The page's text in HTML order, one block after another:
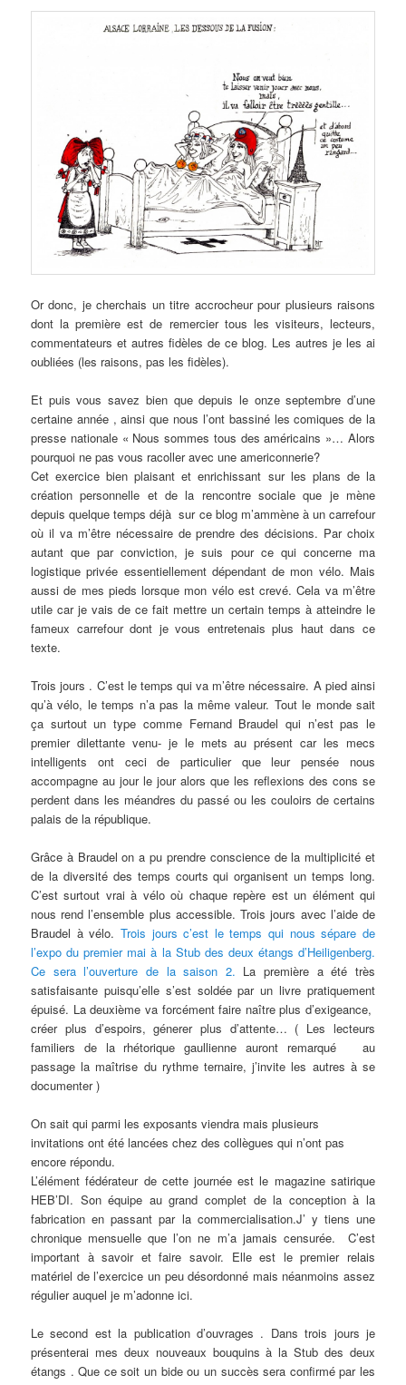
Or donc, je cherchais un titre accrocheur pour plusieurs raisons
dont la première est de remercier tous les visiteurs, lecteurs,
commentateurs et autres fidèles de ce blog. Les autres je les ai
oubliées (les raisons, pas les fidèles).
Et puis vous savez bien que depuis le onze septembre d’une
certaine année , ainsi que nous l’ont bassiné les comiques de la
presse nationale « Nous sommes tous des américains »… Alors
pourquoi ne pas vous racoller avec une americonnerie?
Cet exercice bien plaisant et enrichissant sur les plans de la
création personnelle et de la rencontre sociale que je mène
depuis quelque temps déjà sur ce blog m’ammène à un carrefour
où il va m’être nécessaire de prendre des décisions. Par choix
autant que par conviction, je suis pour ce qui concerne ma
logistique privée essentiellement dépendant de mon vélo. Mais
aussi de mes pieds lorsque mon vélo est crevé. Cela va m’être
utile car je vais de ce fait mettre un certain temps à atteindre le
fameux carrefour dont je vous entretenais plus haut dans ce
texte.
Trois jours . C’est le temps qui va m’être nécessaire. A pied ainsi
qu’à vélo, le temps n’a pas la même valeur. Tout le monde sait
ça surtout un type comme Fernand Braudel qui n’est pas le
premier dilettante venu- je le mets au présent car les mecs
intelligents ont ceci de particulier que leur pensée nous
accompagne au jour le jour alors que les reflexions des cons se
perdent dans les méandres du passé ou les couloirs de certains
palais de la république.
Grâce à Braudel on a pu prendre conscience de la multiplicité et
de la diversité des temps courts qui organisent un temps long.
C’est surtout vrai à vélo où chaque repère est un élément qui
nous rend l’ensemble plus accessible. Trois jours avec l’aide de
Braudel à vélo. Trois jours c’est le temps qui nous sépare de
l’expo du premier mai à la Stub des deux étangs d’Heiligenberg.
Ce sera l’ouverture de la saison 2. La première a été très
satisfaisante puisqu’elle s’est soldée par un livre pratiquement
épuisé. La deuxième va forcément faire naître plus d’exigeance,
créer plus d’espoirs, génerer plus d’attente… ( Les lecteurs
familiers de la rhétorique gaullienne auront remarqué au
passage la maîtrise du rythme ternaire, j’invite les autres à se
documenter )
On sait qui parmi les exposants viendra mais plusieurs
invitations ont été lancées chez des collègues qui n’ont pas
encore répondu.
L’élément fédérateur de cette journée est le magazine satirique
HEB’DI. Son équipe au grand complet de la conception à la
fabrication en passant par la commercialisation.J’ y tiens une
chronique mensuelle que l’on ne m’a jamais censurée. C’est
important à savoir et faire savoir. Elle est le premier relais
matériel de l’exercice un peu désordonné mais néanmoins assez
régulier auquel je m’adonne ici.
Le second est la publication d’ouvrages . Dans trois jours je
présenterai mes deux nouveaux bouquins à la Stub des deux
étangs . Que ce soit un bide ou un succès sera confirmé par les